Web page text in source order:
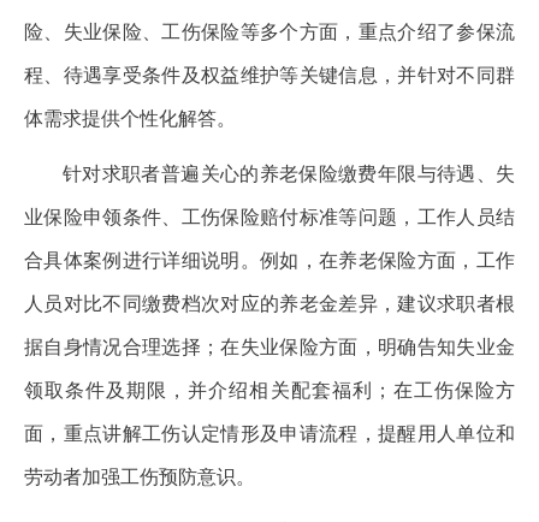
险、失业保险、工伤保险等多个方面，重点介绍了参保流
程、待遇享受条件及权益维护等关键信息，并针对不同群
体需求提供个性化解答。
针对求职者普遍关心的养老保险缴费年限与待遇、失
业保险申领条件、工伤保险赔付标准等问题，工作人员结
合具体案例进行详细说明。例如，在养老保险方面，工作
人员对比不同缴费档次对应的养老金差异，建议求职者根
据自身情况合理选择；在失业保险方面，明确告知失业金
领取条件及期限，并介绍相关配套福利；在工伤保险方
面，重点讲解工伤认定情形及申请流程，提醒用人单位和
劳动者加强工伤预防意识。